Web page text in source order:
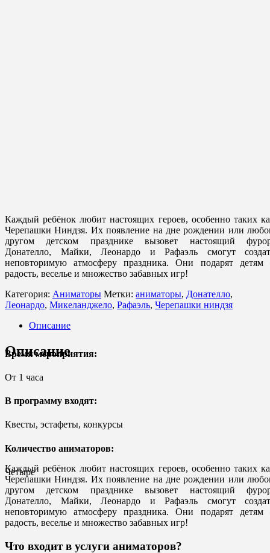
Каждый ребёнок любит настоящих героев, особенно таких
Черепашки Ниндзя. Их появление на дне рождении или
другом детском празднике вызовет настоящий
Донателло, Майки, Леонардо и Рафаэль смогут
неповторимую атмосферу праздника. Они подарят детям
радость, веселье и множество забавных игр!
Категория: Аниматоры Метки: аниматоры, Донателло,
Леонардо, Микеланджело, Рафаэль, Черепашки ниндзя
Описание
Описание
Время мероприятия:
От 1 часа
В программу входят:
Квесты, эстафеты, конкурсы
Количество аниматоров:
Четыре
Каждый ребёнок любит настоящих героев, особенно таких
Черепашки Ниндзя. Их появление на дне рождении или
другом детском празднике вызовет настоящий
Донателло, Майки, Леонардо и Рафаэль смогут
неповторимую атмосферу праздника. Они подарят детям
радость, веселье и множество забавных игр!
Что входит в услуги аниматоров?